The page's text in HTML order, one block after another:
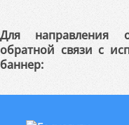
Для направления
обратной связи с
баннер: